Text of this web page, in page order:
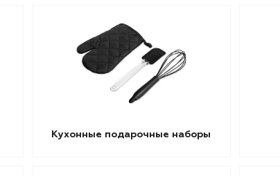
Кухонные подарочные наборы